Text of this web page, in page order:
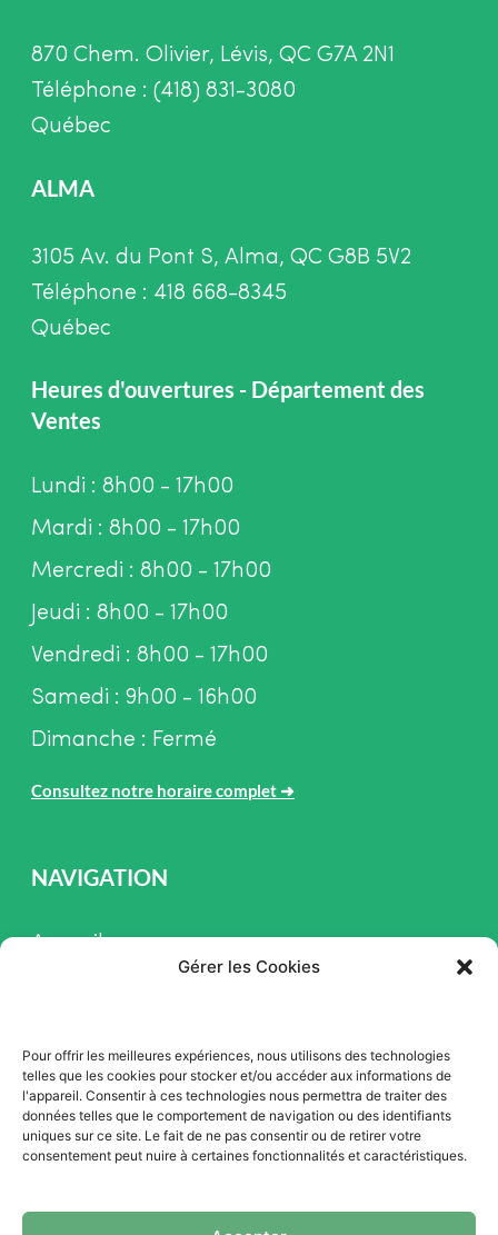
Gérer les Cookies
Pour offrir les meilleures expériences, nous utilisons des technologies
telles que les cookies pour stocker et/ou accéder aux informations de
l'appareil. Consentir à ces technologies nous permettra de traiter des
données telles que le comportement de navigation ou des identifiants
uniques sur ce site. Le fait de ne pas consentir ou de retirer votre
consentement peut nuire à certaines fonctionnalités et caractéristiques.
870 Chem. Olivier, Lévis, QC G7A 2N1
Téléphone : (418) 831-3080
Québec
ALMA
3105 Av. du Pont S, Alma, QC G8B 5V2
Téléphone : 418 668-8345
Québec
Heures d'ouvertures - Département des
Ventes
Lundi : 8h00 - 17h00
Mardi : 8h00 - 17h00
Mercredi : 8h00 - 17h00
Jeudi : 8h00 - 17h00
Vendredi : 8h00 - 17h00
Samedi : 9h00 - 16h00
Dimanche : Fermé
Consultez notre horaire complet ➜
NAVIGATION
Accueil
Promotion
Blogue
Nous contacter